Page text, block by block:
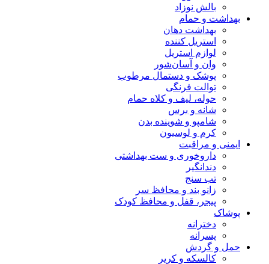
بالش نوزاد
بهداشت و حمام
بهداشت دهان
استریل کننده
لوازم استریل
وان و آسان‌شور
پوشک و دستمال مرطوب
توالت فرنگی
حوله، لیف و کلاه حمام
شانه و برس
شامپو و شوینده بدن
کرم و لوسیون
ایمنی و مراقبت
داروخوری و ست بهداشتی
دندانگیر
تب‌ سنج
زانو بند و محافظ سر
پیجر، قفل و محافظ کودک
پوشاک
دخترانه
پسرانه
حمل و گردش
کالسکه و کریر